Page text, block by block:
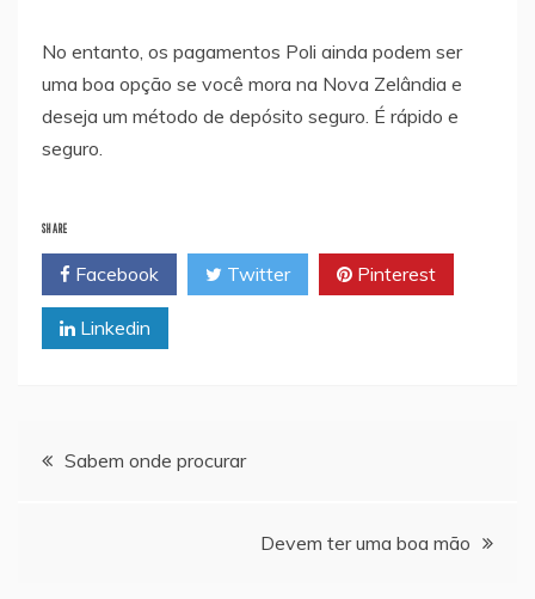
No entanto, os pagamentos Poli ainda podem ser
uma boa opção se você mora na Nova Zelândia e
deseja um método de depósito seguro. É rápido e
seguro.
SHARE
Facebook Twitter Pinterest
Linkedin
Navegação
Sabem onde procurar
Devem ter uma boa mão